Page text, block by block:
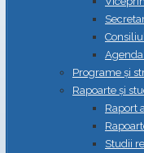
Programe și
Rapoarte și
Raport
Studii